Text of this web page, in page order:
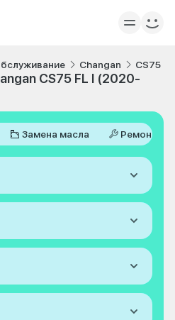
Changan CS75 FL
CS75 FL I (2020-
Замена масла Ремонт